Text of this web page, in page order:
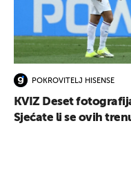
POKROVITELJ HISENSE
KVIZ Deset
Sjećate li se ovih